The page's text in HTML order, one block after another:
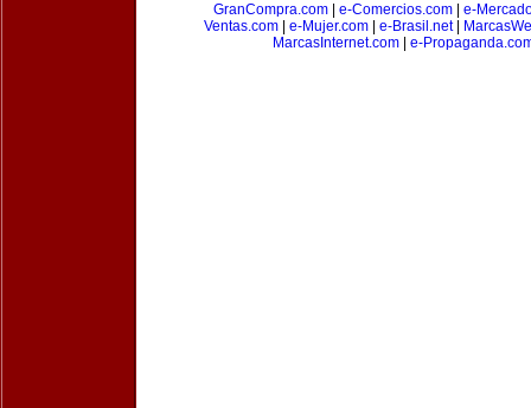
GranCompra.com
e-Comercios.com
e-
Ventas.com| e-Mujer.com| e-Brasil.net|
MarcasInternet.com
e-